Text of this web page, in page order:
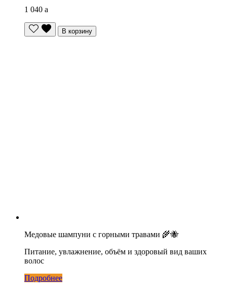
1 040 a
В корзину
Медовые шампуни с горными травами 🌾🐝
Питание, увлажнение, объём и здоровый вид ваших
волос
Подробнее